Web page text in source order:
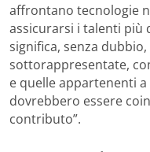
affrontano tecnologie
assicurarsi i talenti più
significa, senza
sottorappresentate,
e quelle appartenenti
dovrebbero essere
contributo”.